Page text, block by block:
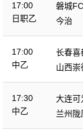
17:00
日职乙
磐城FC
今治
17:00
中乙
长春喜
山西崇
17:30
中乙
大连可
兰州陇